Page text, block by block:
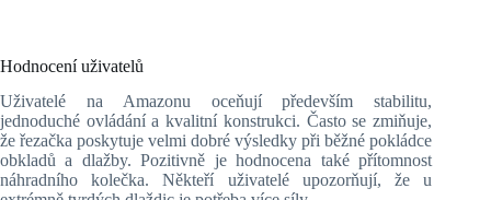
Hodnocení uživatelů
Uživatelé na Amazonu oceňují především stabilitu,
jednoduché ovládání a kvalitní konstrukci. Často se zmiňuje,
že řezačka poskytuje velmi dobré výsledky při běžné pokládce
obkladů a dlažby. Pozitivně je hodnocena také přítomnost
náhradního kolečka. Někteří uživatelé upozorňují, že u